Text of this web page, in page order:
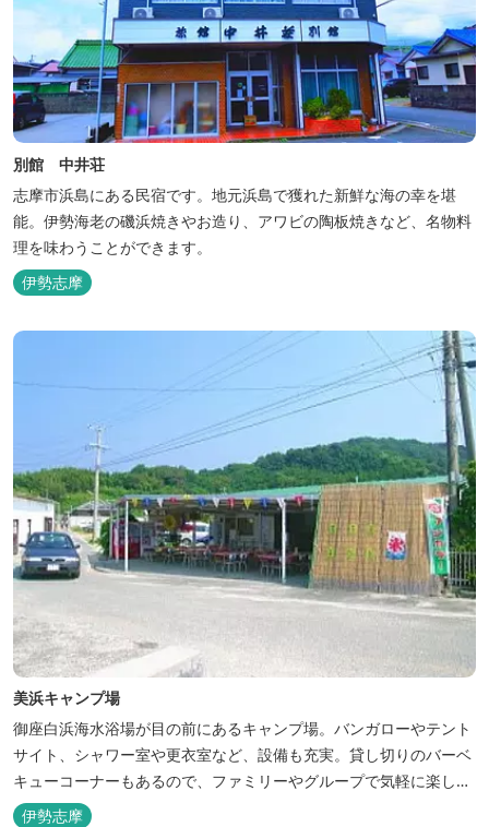
別館 中井荘
志摩市浜島にある民宿です。地元浜島で獲れた新鮮な海の幸を堪
能。伊勢海老の磯浜焼きやお造り、アワビの陶板焼きなど、名物料
理を味わうことができます。
伊勢志摩
美浜キャンプ場
御座白浜海水浴場が目の前にあるキャンプ場。バンガローやテント
サイト、シャワー室や更衣室など、設備も充実。貸し切りのバーベ
キューコーナーもあるので、ファミリーやグループで気軽に楽しむ
ことができます。
伊勢志摩